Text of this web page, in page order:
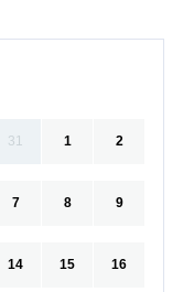
31 1 2
7 8 9
14 15 16